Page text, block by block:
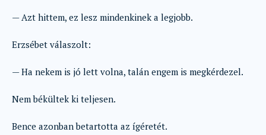
— Azt hittem, ez lesz mindenkinek a legjobb.
Erzsébet válaszolt:
— Ha nekem is jó lett volna, talán engem is megkérdezel.
Nem békültek ki teljesen.
Bence azonban betartotta az ígéretét.